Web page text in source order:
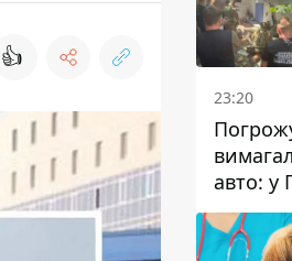
👍
23:20
авто: у